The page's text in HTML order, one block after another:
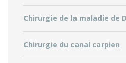
Chirurgie de la maladie de
Chirurgie du canal carpien